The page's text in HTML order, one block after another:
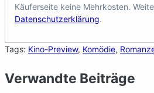
Käuferseite keine Mehrkosten.
Datenschutzerklärung.
Tags: Kino-Preview, Komödie,
Verwandte Beiträge